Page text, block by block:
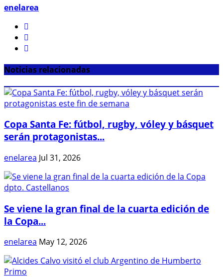
enelarea
Noticias relacionadas
Copa Santa Fe: fútbol, rugby, vóley y básquet
serán protagonistas...
enelarea Jul 31, 2026
Se viene la gran final de la cuarta edición de
la Copa...
enelarea May 12, 2026